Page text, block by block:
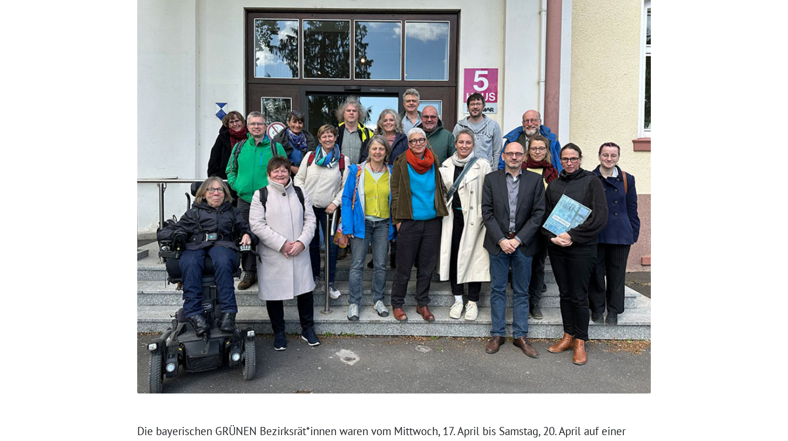
Die bayerischen GRÜNEN Bezirksrät*innen waren vom Mittwoch, 17. April bis Samstag, 20. April auf einer